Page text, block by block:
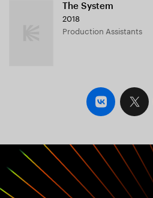
The System
2018
Production Assistants